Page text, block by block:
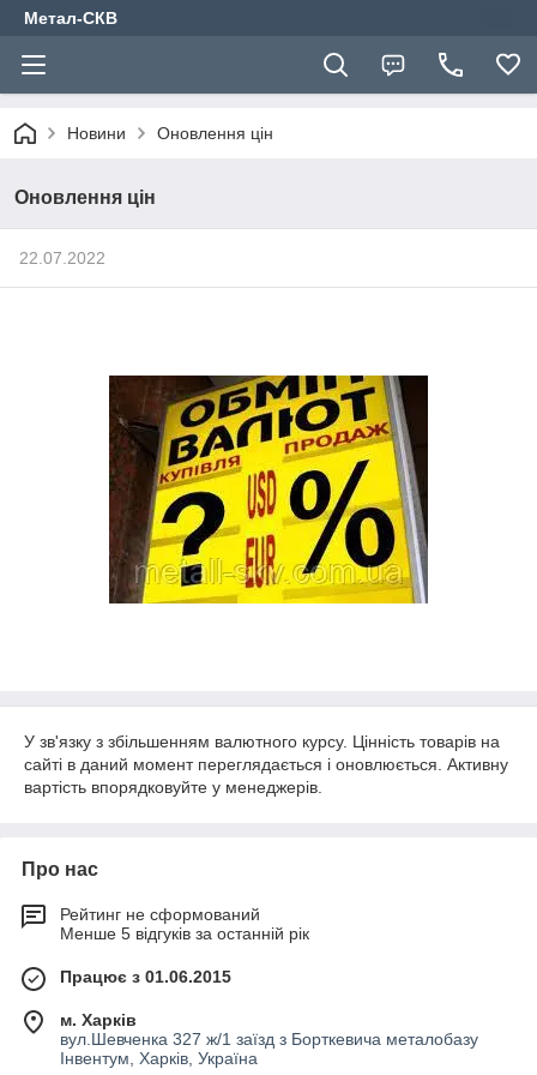
Метал-СКВ
Новини Оновлення цін
Оновлення цін
22.07.2022
У зв'язку з збільшенням валютного курсу. Цінність товарів на
сайті в даний момент переглядається і оновлюється. Активну
вартість впорядковуйте у менеджерів.
Про нас
Рейтинг не сформований
Менше 5 відгуків за останній рік
Працює з 01.06.2015
м. Харків
вул.Шевченка 327 ж/1 заїзд з Борткевича металобазу
Інвентум, Харків, Україна